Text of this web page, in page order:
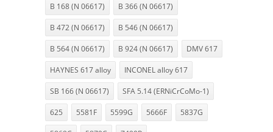
B 168 (N 06617) B 366 (N 06617)
B 472 (N 06617) B 546 (N 06617)
B 564 (N 06617) B 924 (N 06617) DMV 617
HAYNES 617 alloy INCONEL alloy 617
SB 166 (N 06617) SFA 5.14 (ERNiCrCoMo-1)
625 5581F 5599G 5666F 5837G